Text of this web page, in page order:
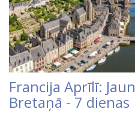
Francija Aprīlī:
Bretaņā - 7 dienas